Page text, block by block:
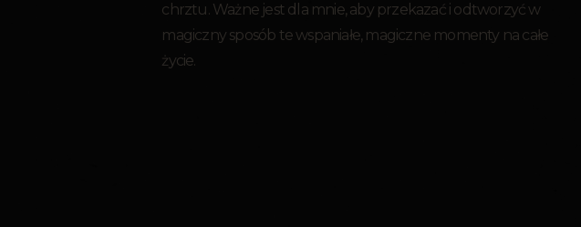
chrztu. Ważne jest dla mnie, aby przekazać i odtworzyć w
magiczny sposób te wspaniałe, magiczne momenty na całe
życie.